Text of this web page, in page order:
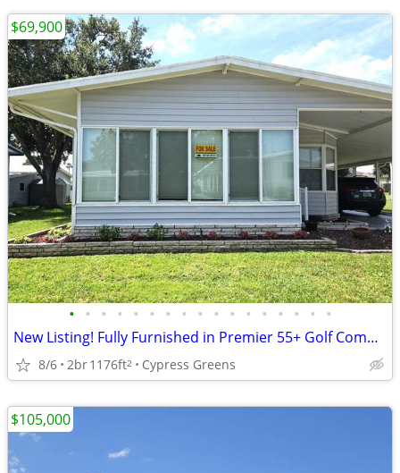
• • • • • • • • • • • • • • • • •
New Listing! Fully Furnished in Premier 55+ Golf Community
8/6 2br1176ft2 Cypress Greens
$69,900
$105,000